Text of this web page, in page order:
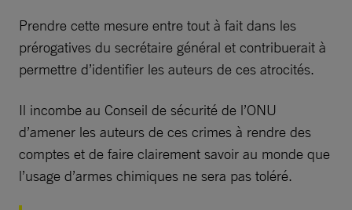
Prendre cette mesure entre tout à fait dans les
prérogatives du secrétaire général et contribuerait à
permettre d’identifier les auteurs de ces atrocités.
Il incombe au Conseil de sécurité de l’ONU
d’amener les auteurs de ces crimes à rendre des
comptes et de faire clairement savoir au monde que
l’usage d’armes chimiques ne sera pas toléré.